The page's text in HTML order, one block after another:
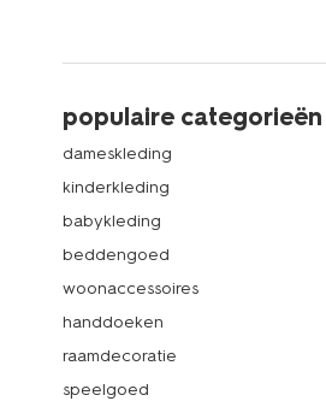
populaire categorieën
dameskleding
kinderkleding
babykleding
beddengoed
woonaccessoires
handdoeken
raamdecoratie
speelgoed